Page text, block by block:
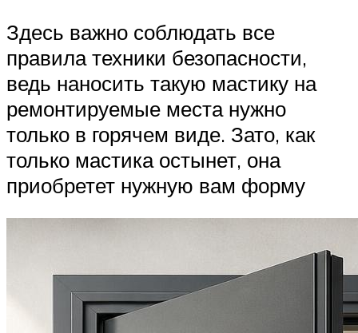
Здесь важно соблюдать все
правила техники безопасности,
ведь наносить такую мастику на
ремонтируемые места нужно
только в горячем виде. Зато, как
только мастика остынет, она
приобретет нужную вам форму